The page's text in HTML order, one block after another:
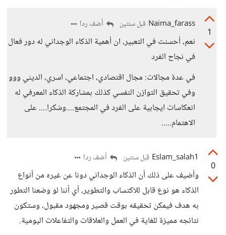
1
Naima_farass قبل سنتين أضف ردا
نعم، أحسنت في التعبير، ان أهمية الذكاء الوجداني له دور فعال
في نجاح الفرد
في عدة مجالات: مجال اقتصادي، اجتماعي، اسري، الديني ووو
وفي تحقيق التوازن النفسي كذلك بمشاركة الذكاء المعرفي له
انعكاسات ايجابية على الفرد في المجتمع....وشكرا.... على
الاهتمام.....
0
Eslam_salah1 قبل سنتين أضف ردا
وأضيف على ذلك أن الذكاء الوجداني دونا عن غيره من أنواع
الذكاء هو نوع قابل للاكتساب والتطوير، أي أننا لو وضعنا التطور
به هدف فيمكن تحقيقه بوقت قصير ومجهود مقبول، وستكون
نتائجه مميزة للغاية في العمل والعلاقات والتفاعلات اليومية.